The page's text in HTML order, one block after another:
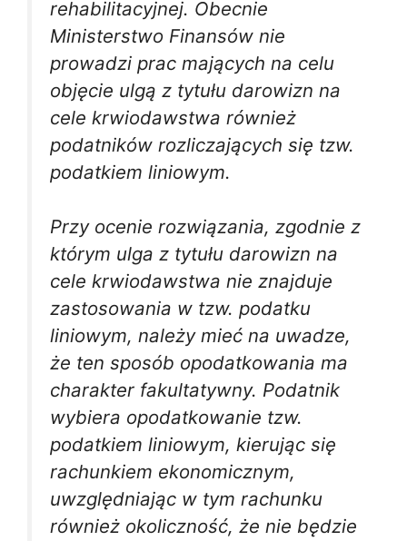
rehabilitacyjnej. Obecnie
Ministerstwo Finansów nie
prowadzi prac mających na celu
objęcie ulgą z tytułu darowizn na
cele krwiodawstwa również
podatników rozliczających się tzw.
podatkiem liniowym.
Przy ocenie rozwiązania, zgodnie z
którym ulga z tytułu darowizn na
cele krwiodawstwa nie znajduje
zastosowania w tzw. podatku
liniowym, należy mieć na uwadze,
że ten sposób opodatkowania ma
charakter fakultatywny. Podatnik
wybiera opodatkowanie tzw.
podatkiem liniowym, kierując się
rachunkiem ekonomicznym,
uwzględniając w tym rachunku
również okoliczność, że nie będzie